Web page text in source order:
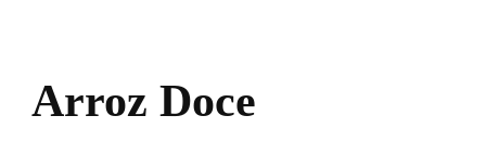
Arroz Doce